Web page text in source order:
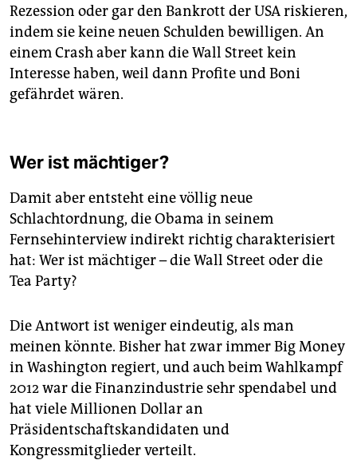
Rezession oder gar den Bankrott der USA riskieren,
indem sie keine neuen Schulden bewilligen. An
einem Crash aber kann die Wall Street kein
Interesse haben, weil dann Profite und Boni
gefährdet wären.
Wer ist mächtiger?
Damit aber entsteht eine völlig neue
Schlachtordnung, die Obama in seinem
Fernsehinterview indirekt richtig charakterisiert
hat: Wer ist mächtiger – die Wall Street oder die
Tea Party?
Die Antwort ist weniger eindeutig, als man
meinen könnte. Bisher hat zwar immer Big Money
in Washington regiert, und auch beim Wahlkampf
2012 war die Finanzindustrie sehr spendabel und
hat viele Millionen Dollar an
Präsidentschaftskandidaten und
Kongressmitglieder verteilt.